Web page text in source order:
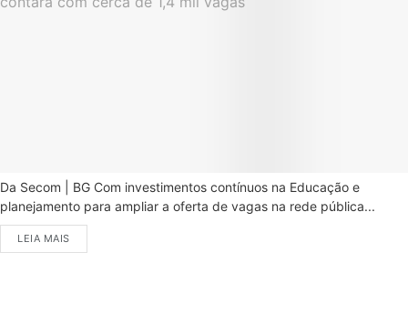
Da Secom | BG Com investimentos contínuos na Educação e
planejamento para ampliar a oferta de vagas na rede pública...
LEIA MAIS